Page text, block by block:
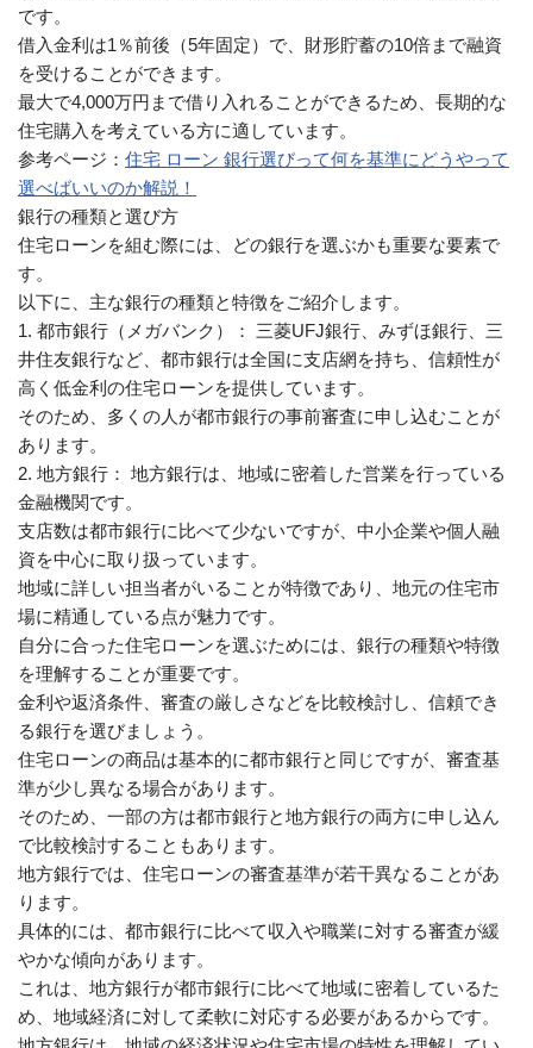
です。
借入金利は1％前後（5年固定）で、財形貯蓄の10倍まで融資
を受けることができます。
最大で4,000万円まで借り入れることができるため、長期的な
住宅購入を考えている方に適しています。
参考ページ： 住宅 ローン 銀行選びって何を基準にどうやって
選べばいいのか解説！
銀行の種類と選び方
住宅ローンを組む際には、どの銀行を選ぶかも重要な要素で
す。
以下に、主な銀行の種類と特徴をご紹介します。
1. 都市銀行（メガバンク）： 三菱UFJ銀行、みずほ銀行、三
井住友銀行など、都市銀行は全国に支店網を持ち、信頼性が
高く低金利の住宅ローンを提供しています。
そのため、多くの人が都市銀行の事前審査に申し込むことが
あります。
2. 地方銀行： 地方銀行は、地域に密着した営業を行っている
金融機関です。
支店数は都市銀行に比べて少ないですが、中小企業や個人融
資を中心に取り扱っています。
地域に詳しい担当者がいることが特徴であり、地元の住宅市
場に精通している点が魅力です。
自分に合った住宅ローンを選ぶためには、銀行の種類や特徴
を理解することが重要です。
金利や返済条件、審査の厳しさなどを比較検討し、信頼でき
る銀行を選びましょう。
住宅ローンの商品は基本的に都市銀行と同じですが、審査基
準が少し異なる場合があります。
そのため、一部の方は都市銀行と地方銀行の両方に申し込ん
で比較検討することもあります。
地方銀行では、住宅ローンの審査基準が若干異なることがあ
ります。
具体的には、都市銀行に比べて収入や職業に対する審査が緩
やかな傾向があります。
これは、地方銀行が都市銀行に比べて地域に密着しているた
め、地域経済に対して柔軟に対応する必要があるからです。